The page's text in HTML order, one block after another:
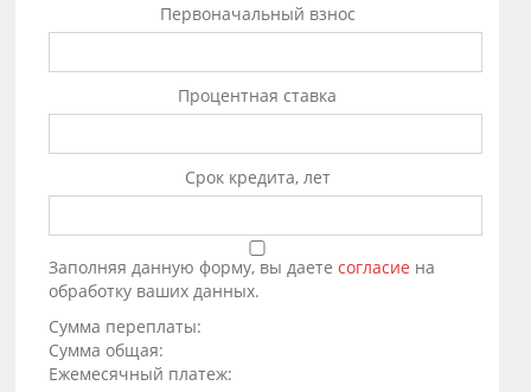
Первоначальный взнос
Процентная ставка
Срок кредита, лет
Заполняя данную форму, вы даетесогласие на
обработку ваших данных.
Сумма переплаты:
Сумма общая:
Ежемесячный платеж: